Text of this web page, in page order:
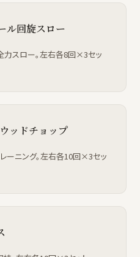
ル回旋スロー
力スロー。左右各8回×3セッ
ッドチョップ
ーニング。左右各10回×3セッ